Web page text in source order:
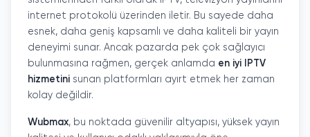
internet protokolü üzerinden iletir. Bu sayede daha
esnek, daha geniş kapsamlı ve daha kaliteli bir yayın
deneyimi sunar. Ancak pazarda pek çok sağlayıcı
bulunmasına rağmen, gerçek anlamda en iyi IPTV
hizmetini sunan platformları ayırt etmek her zaman
kolay değildir.
Wubmax, bu noktada güvenilir altyapısı, yüksek yayın